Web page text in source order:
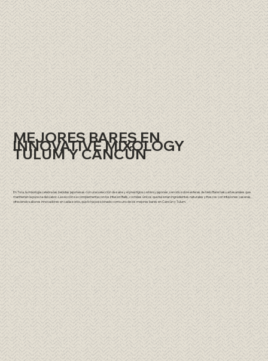
INNOVATIVE MIXOLOGY
MEJORES BARES EN
TULUM Y CANCÚN
En Tora, la mixología celebra las bebidas japonesas con una selección de sake y el prestigioso whisky japonés, servido sobre esferas de hielo Banshaku artesanales que
mantienen la pureza del sabor. La sección se complementa con los Infusion Balls, cocteles únicos que fusionan ingredientes naturales y frescos con infusiones caseras,
ofreciendo sabores innovadores en cada sorbo, que lo ha posicionado como uno de los mejores bares en Cancún y Tulum.